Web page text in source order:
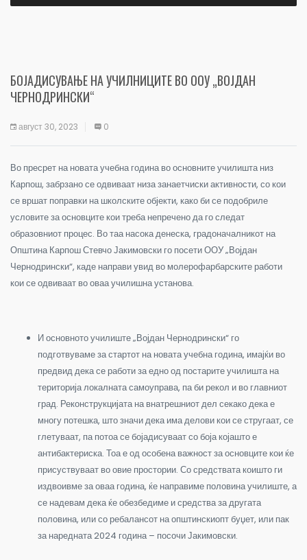
БОЈАДИСУВАЊЕ НА УЧИЛНИЦИТЕ ВО ООУ „ВОЈДАН
ЧЕРНОДРИНСКИ“
август 30, 2023 0
Во пресрет на новата учебна година во основните училишта низ
Карпош, забрзано се одвиваат низа занаетчиски активности, со кои
се вршат поправки на школските објекти, како би се подобриле
условите за основците кои треба непречено да го следат
образовниот процес. Во таа насока денеска, градоначалникот на
Општина Карпош Стевчо Јакимовски го посети ООУ „Војдан
Чернодрински“, каде направи увид во молерофарбарските работи
кои се одвиваат во оваа училишна установа.
И основното училиште „Војдан Чернодрински“ го
подготвуваме за стартот на новата учебна година, имајќи во
предвид дека се работи за едно од постарите училишта на
територија локалната самоуправа, па би рекол и во главниот
град. Реконструкцијата на внатрешниот дел секако дека е
многу потешка, што значи дека има делови кои се стругаат, се
глетуваат, па потоа се бојадисуваат со боја којашто е
антибактериска. Тоа е од особена важност за основците кои ќе
присуствуваат во овие простории. Со средствата коишто ги
издвоивме за оваа година, ќе направиме половина училиште, а
се надевам дека ќе обезбедиме и средства за другата
половина, или со ребалансот на општинскиопт буџет, или пак
за наредната 2024 година – посочи Јакимовски.